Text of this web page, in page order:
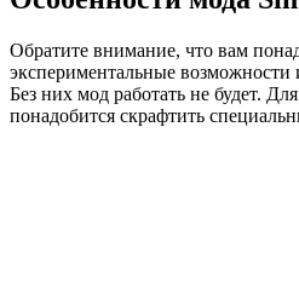
Обратите внимание, что вам
экспериментальные возможности
Без них мод работать не будет.
понадобится скрафтить